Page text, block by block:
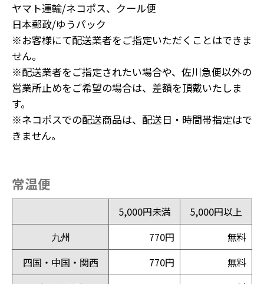
ヤマト運輸/ネコポス、クール便
日本郵政/ゆうパック
※お客様にて配送業者をご指定いただくことはできま
せん。
※配送業者をご指定されたい場合や、佐川急便以外の
営業所止めをご希望の場合は、差額を頂戴いたしま
す。
※ネコポスでの配送商品は、配送日・時間帯指定はで
きません。
常温便
5,000円未満
5,000円以上
九州
770円
無料
四国・中国・関西
770円
無料